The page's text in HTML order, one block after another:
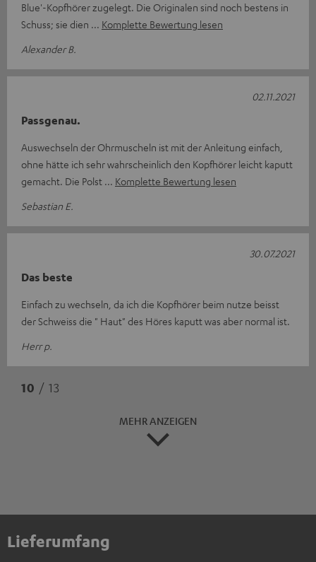
Blue'-Kopfhörer zugelegt. Die Originalen sind noch bestens in
Schuss; sie dien
Komplette Bewertung lesen
Alexander B.
Passgenau.
Auswechseln der Ohrmuscheln ist mit der Anleitung einfach,
ohne hätte ich sehr wahrscheinlich den Kopfhörer leicht kaputt
gemacht. Die Polst
Komplette Bewertung lesen
Sebastian E.
02.11.2021
Das beste
Einfach zu wechseln, da ich die Kopfhörer beim nutze beisst
der Schweiss die " Haut" des Höres kaputt was aber normal ist.
Herr p.
30.07.2021
10 / 13
MEHR ANZEIGEN
Lieferumfang